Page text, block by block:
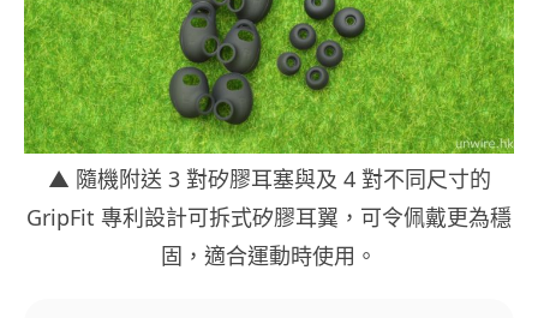
▲ 隨機附送 3 對矽膠耳塞與及 4 對不同尺寸的
GripFit 專利設計可拆式矽膠耳翼，可令佩戴更為穩
固，適合運動時使用。